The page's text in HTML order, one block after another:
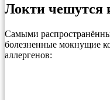
Локти чешутся
Самыми
болезненные мокнущие
аллергенов: